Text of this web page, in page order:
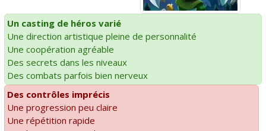
Un casting de héros varié
Une direction artistique pleine de personnalité
Une coopération agréable
Des secrets dans les niveaux
Des combats parfois bien nerveux
Des contrôles imprécis
Une progression peu claire
Une répétition rapide